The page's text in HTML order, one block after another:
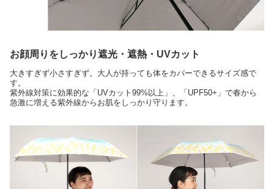
お顔周りをしっかり遮光・遮熱・UVカット
大きすぎず小さすぎず。大人が持っても体をカバーできるサイズ感で
す。
紫外線対策に効果的な「UVカット99%以上」、「UPF50+」で春から
急激に増える紫外線からお肌をしっかり守ります。